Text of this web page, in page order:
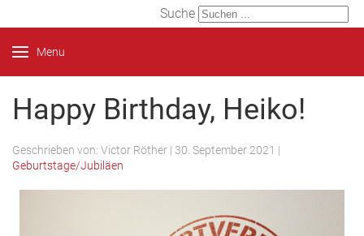
Suche
Menu
Happy Birthday, Heiko!
Geschrieben von: Victor Röther | 30. September 2021 |
Geburtstage/Jubiläen